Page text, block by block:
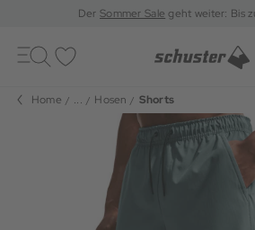
DerSommer Sale geht weiter: Bis
Toggle
navigation
Home ... Hosen Shorts